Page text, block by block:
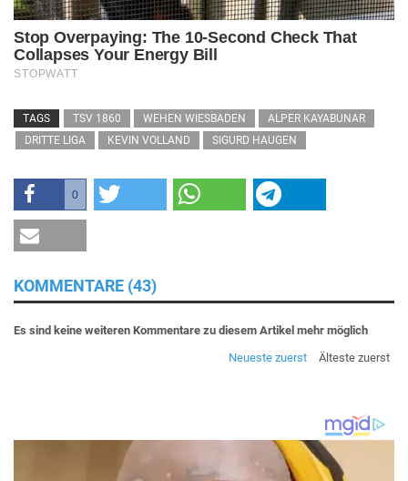
TAGS TSV 1860 WEHEN WIESBADEN
ALPER KAYABUNAR
DRITTE LIGA
KEVIN VOLLAND SIGURD HAUGEN
0
KOMMENTARE (43)
Es sind keine weiteren Kommentare zu diesem Artikel mehr möglich
Neueste zuerst
Älteste zuerst